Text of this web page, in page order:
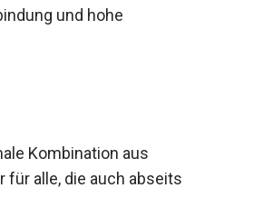
und hohe
Kombination aus
für alle, die auch abseits